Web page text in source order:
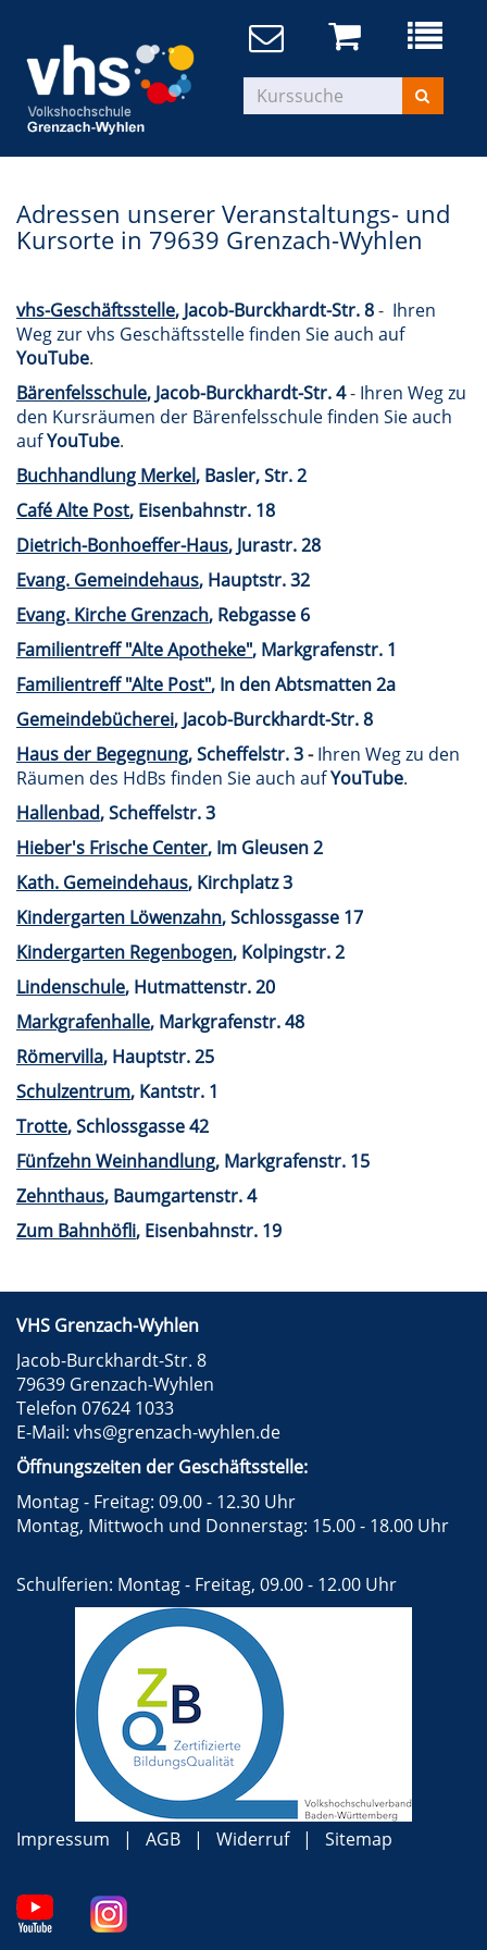
Adressen unserer Veranstaltungs- und
Kursorte in 79639 Grenzach-Wyhlen
vhs-Geschäftsstelle, Jacob-Burckhardt-Str. 8- Ihren
Weg zur vhs Geschäftsstelle finden Sie auch auf
YouTube.
Bärenfelsschule, Jacob-Burckhardt-Str. 4- Ihren Weg zu
den Kursräumen der Bärenfelsschule finden Sie auch
aufYouTube.
Buchhandlung Merkel, Basler, Str. 2
Café Alte Post, Eisenbahnstr. 18
Dietrich-Bonhoeffer-Haus, Jurastr. 28
Evang. Gemeindehaus, Hauptstr. 32
Evang. Kirche Grenzach, Rebgasse 6
Familientreff "Alte Apotheke", Markgrafenstr. 1
Familientreff "Alte Post", In den Abtsmatten 2a
Gemeindebücherei, Jacob-Burckhardt-Str. 8
Haus der Begegnung, Scheffelstr. 3-Ihren Weg zu den
Räumen des HdBs finden Sie auch aufYouTube.
Hallenbad, Scheffelstr. 3
Hieber's Frische Center, Im Gleusen 2
Kath. Gemeindehaus, Kirchplatz 3
Kindergarten Löwenzahn, Schlossgasse 17
Kindergarten Regenbogen, Kolpingstr. 2
Lindenschule, Hutmattenstr. 20
Markgrafenhalle, Markgrafenstr. 48
Römervilla, Hauptstr. 25
Schulzentrum, Kantstr. 1
Trotte, Schlossgasse 42
Fünfzehn Weinhandlung, Markgrafenstr. 15
Zehnthaus, Baumgartenstr. 4
Zum Bahnhöfli, Eisenbahnstr. 19
VHS Grenzach-Wyhlen
Jacob-Burckhardt-Str. 8
79639 Grenzach-Wyhlen
Telefon 07624 1033
E-Mail: vhs@grenzach-wyhlen.de
Öffnungszeiten der Geschäftsstelle:
Montag - Freitag: 09.00 - 12.30 Uhr
Montag, Mittwoch und Donnerstag: 15.00 - 18.00 Uhr
Schulferien: Montag - Freitag, 09.00 - 12.00 Uhr
Impressum AGB Widerruf Sitemap